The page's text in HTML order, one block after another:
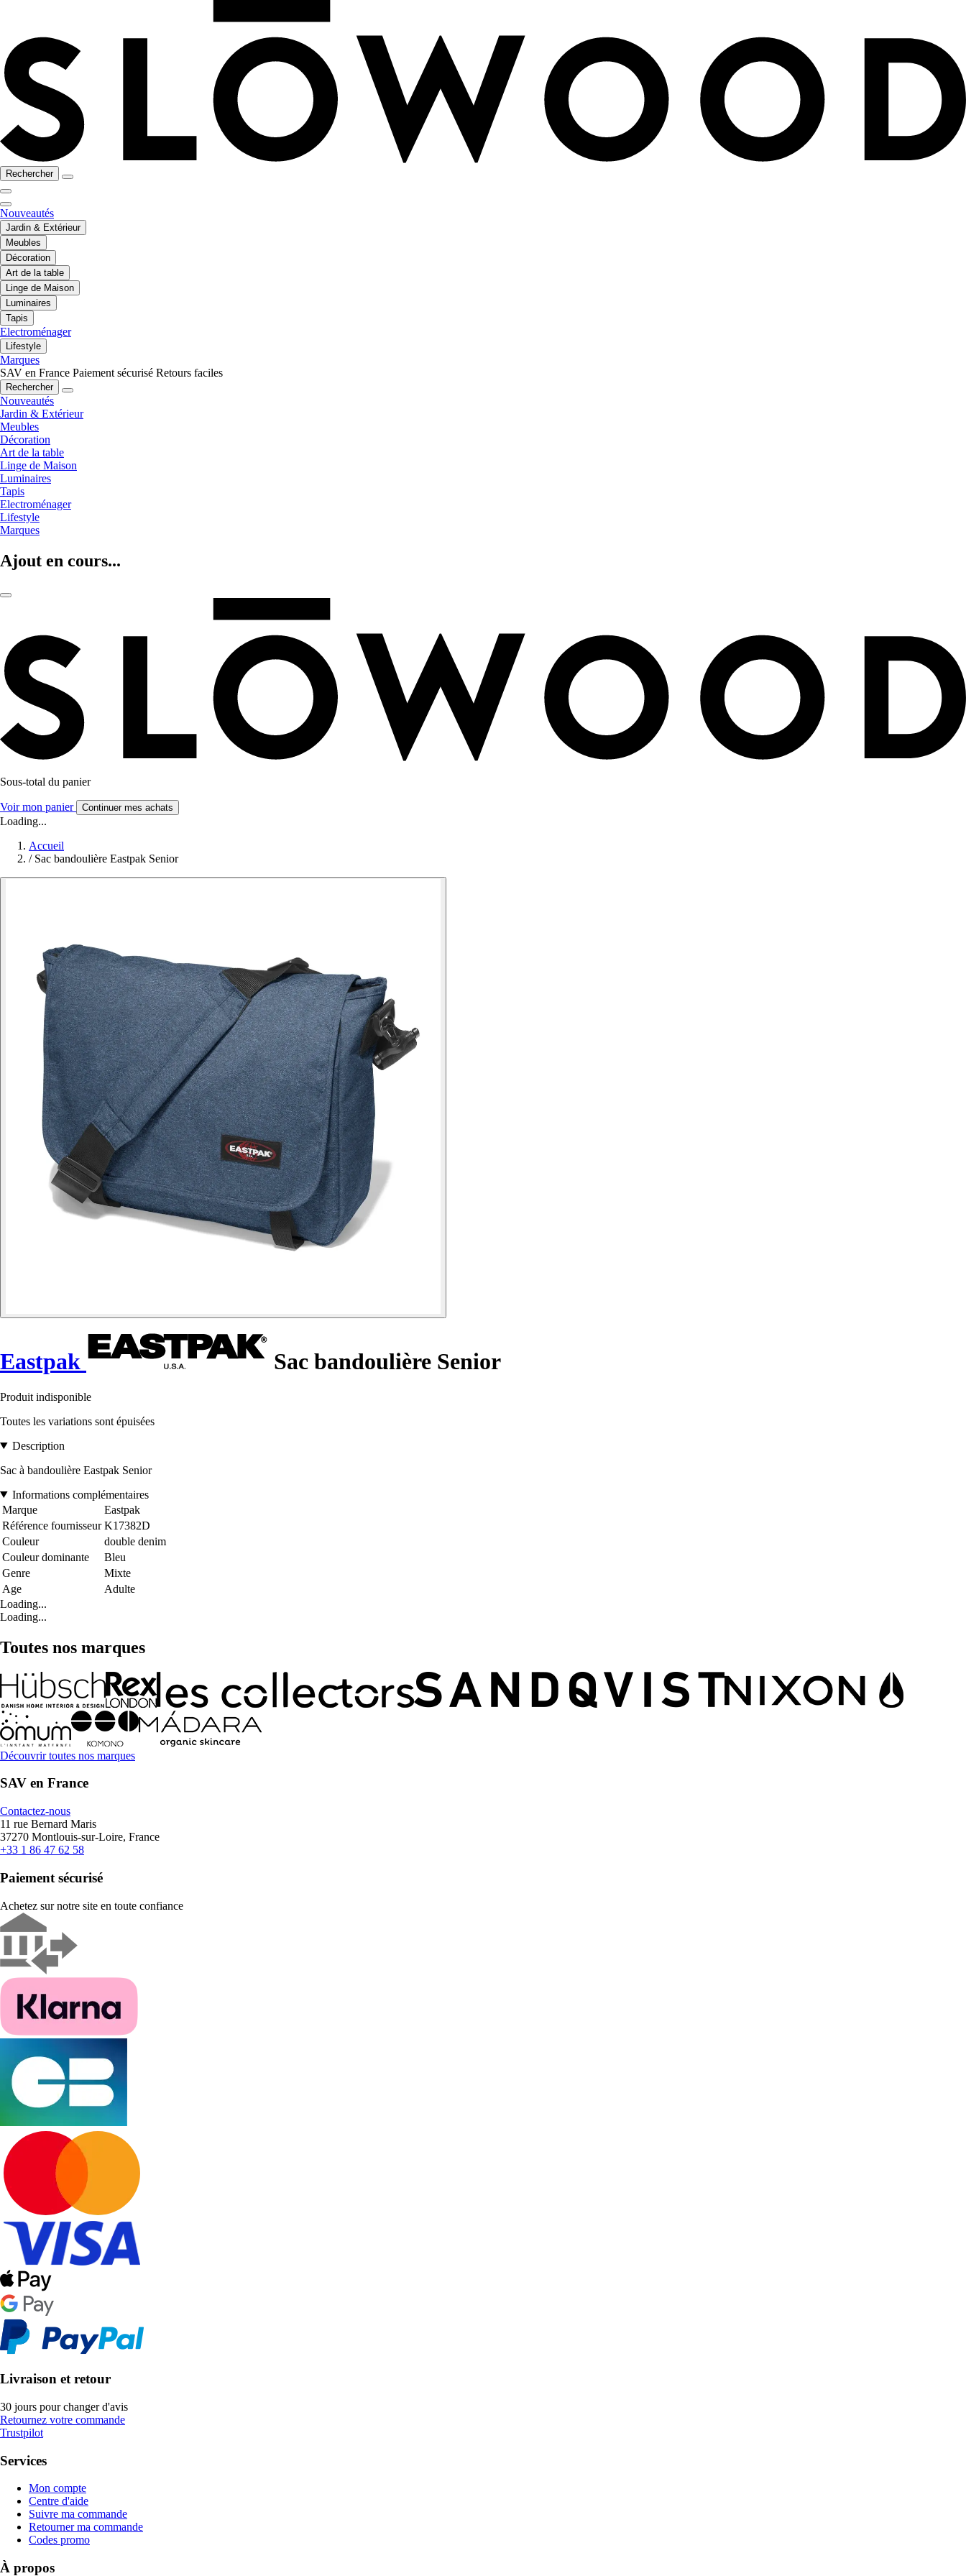
Rechercher
Nouveautés
Jardin & Extérieur
Meubles
Décoration
Art de la table
Linge de Maison
Luminaires
Tapis
Electroménager
Lifestyle
Marques
SAV en France Paiement sécurisé Retours faciles
Rechercher
Nouveautés
Jardin & Extérieur
Meubles
Décoration
Art de la table
Linge de Maison
Luminaires
Tapis
Electroménager
Lifestyle
Marques
Ajout en cours...
Sous-total du panier
Voir mon panier Continuer mes achats
Loading...
Accueil
/ Sac bandoulière Eastpak Senior
Eastpak Sac bandoulière Senior
Produit indisponible
Toutes les variations sont épuisées
Description
Sac à bandoulière Eastpak Senior
Informations complémentaires
Marque
Eastpak
Référence fournisseur K17382D
Couleur
double denim
Couleur dominante
Bleu
Genre
Mixte
Age
Adulte
Loading...
Loading...
Toutes nos marques
Découvrir toutes nos marques
SAV en France
Contactez-nous
11 rue Bernard Maris
37270 Montlouis-sur-Loire, France
+33 1 86 47 62 58
Paiement sécurisé
Achetez sur notre site en toute confiance
Livraison et retour
30 jours pour changer d'avis
Retournez votre commande
Trustpilot
Services
Mon compte
Centre d'aide
Suivre ma commande
Retourner ma commande
Codes promo
À propos